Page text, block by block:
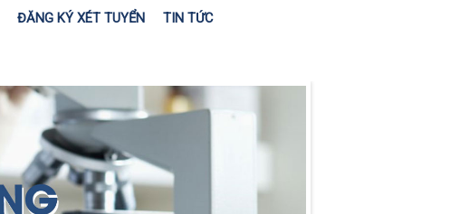
ĐĂNG KÝ XÉT TUYỂN TIN TỨC